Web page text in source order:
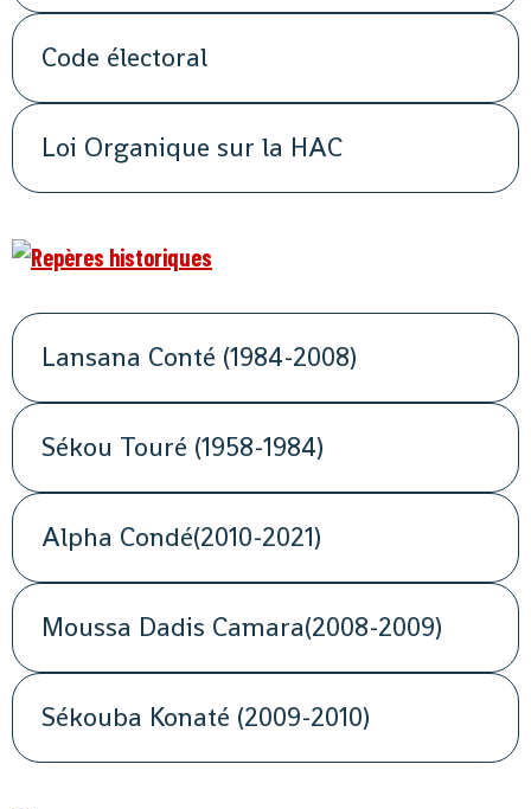
Code électoral
Loi Organique sur la HAC
Lansana Conté (1984-2008)
Sékou Touré (1958-1984)
Alpha Condé(2010-2021)
Moussa Dadis Camara(2008-2009)
Sékouba Konaté (2009-2010)